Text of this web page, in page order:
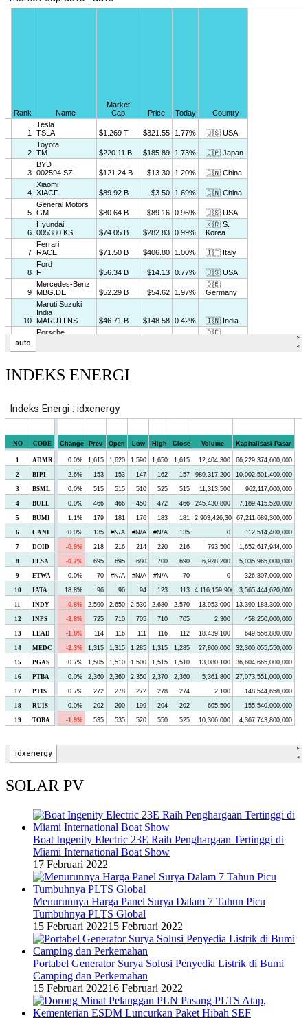
INDEKS ENERGI
SOLAR PV
Boat Ingenity Electric 23E Raih Penghargaan Tertinggi di
Miami International Boat Show
17 Februari 2022
Menurunnya Harga Panel Surya Dalam 7 Tahun Picu
Tumbuhnya PLTS Global
15 Februari 202215 Februari 2022
Portabel Generator Surya Solusi Penyedia Listrik di Bumi
Camping dan Perkemahan
15 Februari 202216 Februari 2022